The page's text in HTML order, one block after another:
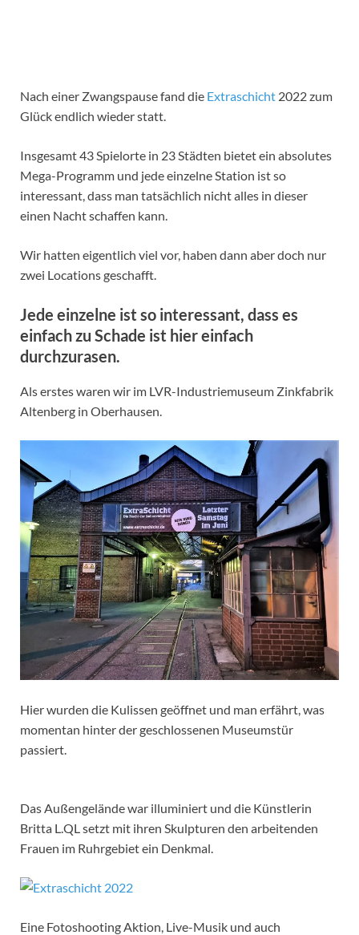
Nach einer Zwangspause fand die Extraschicht 2022 zum
Glück endlich wieder statt.
Insgesamt 43 Spielorte in 23 Städten bietet ein absolutes
Mega-Programm und jede einzelne Station ist so
interessant, dass man tatsächlich nicht alles in dieser
einen Nacht schaffen kann.
Wir hatten eigentlich viel vor, haben dann aber doch nur
zwei Locations geschafft.
Jede einzelne ist so interessant, dass es
einfach zu Schade ist hier einfach
durchzurasen.
Als erstes waren wir im LVR-Industriemuseum Zinkfabrik
Altenberg in Oberhausen.
Hier wurden die Kulissen geöffnet und man erfährt, was
momentan hinter der geschlossenen Museumstür
passiert.
Das Außengelände war illuminiert und die Künstlerin
Britta L.QL setzt mit ihren Skulpturen den arbeitenden
Frauen im Ruhrgebiet ein Denkmal.
Eine Fotoshooting Aktion, Live-Musik und auch